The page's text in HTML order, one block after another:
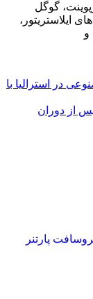
گوگل
ایلاستریتور،
و
در استرالیا با
از دوران
پارتنر